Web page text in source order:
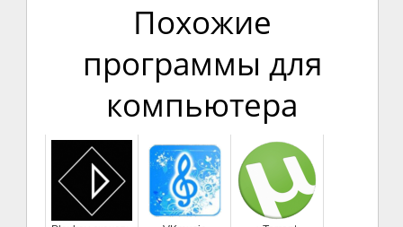
Похожие
программы для
компьютера